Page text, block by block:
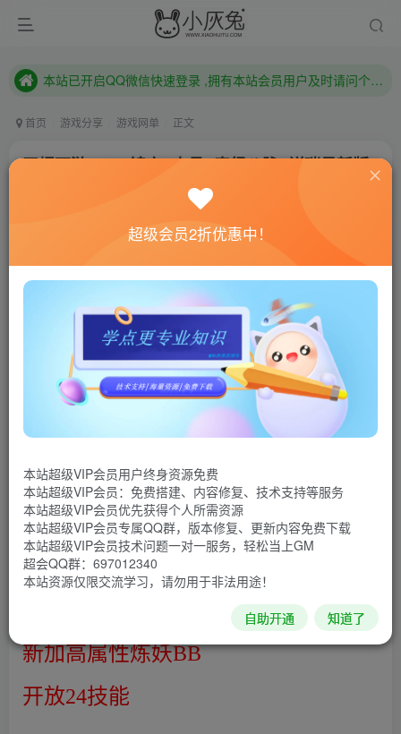
本站已开启QQ微信快速登录 ,拥有本站会员用户及时请问个人中心绑定！
本站已开启QQ微信快速登录 ,拥有本站会员用户及时请问个人中心绑定！
首页 游戏分享 游戏网单 正文
田螺西游V3.6+锦衣+内丹+奇经八脉+祥瑞最新版
联网教程： 内附教程
单机教程： 内附教程
不懂的话联系客服！！！
更新到3.6
加入防ce破解修改..加入观照.加入
通天塔100层挑战
此端集合市面上所有端玩法（没错.有
东西我们就搬过来咯）
田螺v3版 ：修复所有bug
新加3个孩子（专属技能）
新加高属性炼妖BB
开放24技能
超级会员2折优惠中！
本站超级VIP会员用户终身资源免费
本站超级VIP会员：免费搭建、内容修复、技术支持等服务
本站超级VIP会员优先获得个人所需资源
本站超级VIP会员专属QQ群，版本修复、更新内容免费下载
本站超级VIP会员技术问题一对一服务，轻松当上GM
超会QQ群：697012340
本站资源仅限交流学习，请勿用于非法用途！
自助开通 知道了